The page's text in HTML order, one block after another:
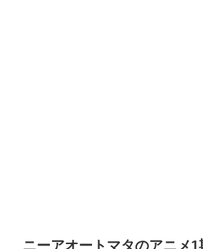
ニーアオートマタのアニメ